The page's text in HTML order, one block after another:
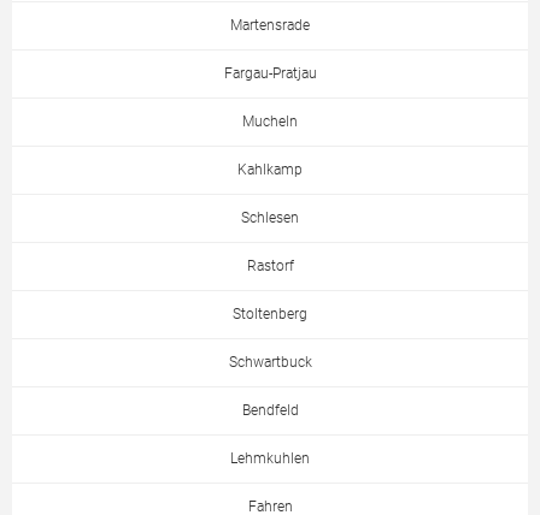
Martensrade
Fargau-Pratjau
Mucheln
Kahlkamp
Schlesen
Rastorf
Stoltenberg
Schwartbuck
Bendfeld
Lehmkuhlen
Fahren